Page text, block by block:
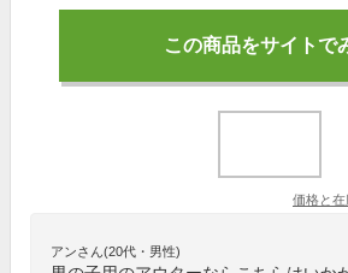
この商品をサイトで
価格と在
アンさん(20代・男性)